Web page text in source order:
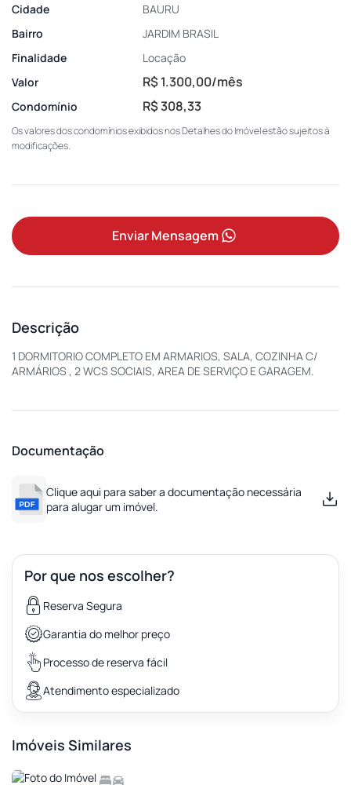
Cidade
BAURU
Bairro
JARDIM BRASIL
Finalidade
Locação
Valor
R$ 1.300,00/mês
Condomínio R$ 308,33
Os valores dos condomínios exibidos nos Detalhes do Imóvel estão sujeitos à
modificações.
Enviar Mensagem
Descrição
1 DORMITORIO COMPLETO EM ARMARIOS, SALA, COZINHA C/
ARMÁRIOS , 2 WCS SOCIAIS, AREA DE SERVIÇO E GARAGEM.
Documentação
Clique aqui para saber a documentação necessária
para alugar um imóvel.
Por que nos escolher?
Reserva Segura
Garantia do melhor preço
Processo de reserva fácil
Atendimento especializado
Imóveis Similares